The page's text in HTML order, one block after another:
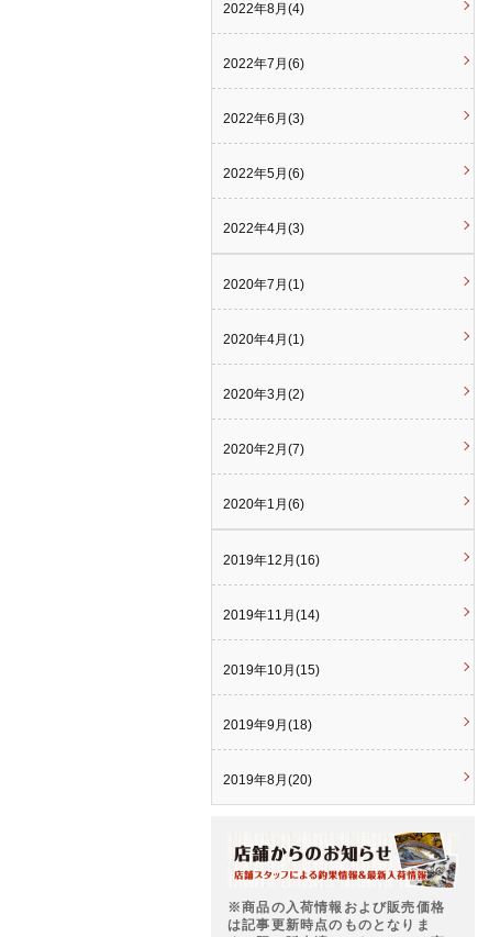
2022年8月(4)
2022年7月(6)
2022年6月(3)
2022年5月(6)
2022年4月(3)
2020年7月(1)
2020年4月(1)
2020年3月(2)
2020年2月(7)
2020年1月(6)
2019年12月(16)
2019年11月(14)
2019年10月(15)
2019年9月(18)
2019年8月(20)
※商品の入荷情報および販売価格
は記事更新時点のものとなりま